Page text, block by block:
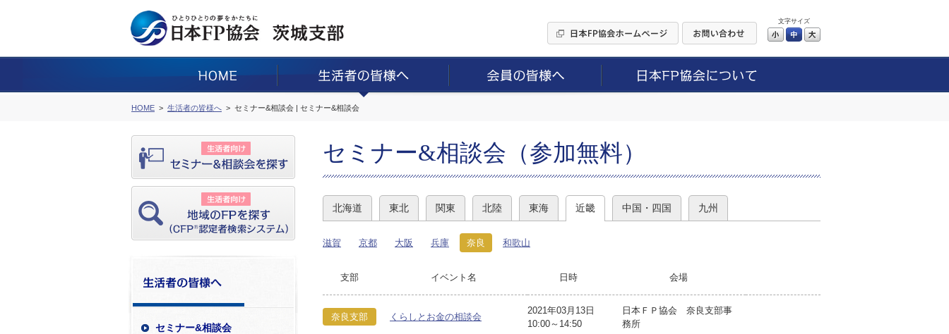
文字サイズ
小 中
HOME 生活者の皆様へ セミナー&相談会 | セミナー&相談会
セミナー&相談会
セミナー&相談会（参加無料）
北海道 東北 関東 北陸 東海 近畿 中国・四国 九州
滋賀 京都 大阪 兵庫 奈良 和歌山
支部 イベント名 日時 会場
奈良支部 くらしとお金の相談会
2021年03月13日
10:00～14:50
日本ＦＰ協会 奈良支部事
務所